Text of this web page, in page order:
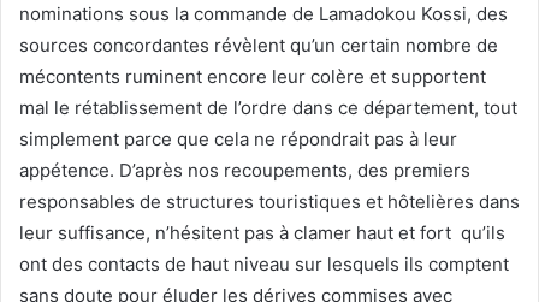
nominations sous la commande de Lamadokou Kossi, des
sources concordantes révèlent qu’un certain nombre de
mécontents ruminent encore leur colère et supportent
mal le rétablissement de l’ordre dans ce département, tout
simplement parce que cela ne répondrait pas à leur
appétence. D’après nos recoupements, des premiers
responsables de structures touristiques et hôtelières dans
leur suffisance, n’hésitent pas à clamer haut et fort qu’ils
ont des contacts de haut niveau sur lesquels ils comptent
sans doute pour éluder les dérives commises avec